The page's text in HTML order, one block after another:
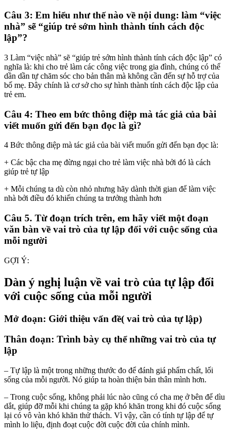
Câu 3: Em hiểu như thế nào về nội dung: làm “việc
nhà” sẽ “giúp trẻ sớm hình thành tính cách độc
lập”?
3 Làm “việc nhà” sẽ “giúp trẻ sớm hình thành tính cách độc lập” có
nghĩa là: khi cho trẻ làm các công việc trong gia đình, chúng có thể
dần dần tự chăm sóc cho bản thân mà không cần đến sự hỗ trợ của
bố mẹ. Đây chính là cơ sở cho sự hình thành tính cách độc lập của
trẻ em.
Câu 4: Theo em bức thông điệp mà tác giả của bài
viết muốn gửi đến bạn đọc là gì?
4 Bức thông điệp mà tác giả của bài viết muốn gửi đến bạn đọc là:
+ Các bậc cha mẹ đừng ngại cho trẻ làm việc nhà bởi đó là cách
giúp trẻ tự lập
+ Mỗi chúng ta dù còn nhỏ nhưng hãy dành thời gian để làm việc
nhà bởi điều đó khiến chúng ta trưởng thành hơn
Câu 5. Từ đoạn trích trên, em hãy viết một đoạn
văn bàn về vai trò của tự lập đối với cuộc sống của
mỗi người
GỢI Ý:
Dàn ý nghị luận về vai trò của tự lập đối
với cuộc sống của mỗi người
Mở đoạn: Giới thiệu vấn đề( vai trò của tự lập)
Thân đoạn: Trình bày cụ thể những vai trò của tự
lập
– Tự lập là một trong những thước đo để đánh giá phẩm chất, lối
sống của mỗi người. Nó giúp ta hoàn thiện bản thân mình hơn.
– Trong cuộc sống, không phải lúc nào cũng có cha mẹ ở bên để dìu
dắt, giúp đỡ mỗi khi chúng ta gặp khó khăn trong khi đó cuộc sống
lại có vô vàn khó khăn thử thách. Vì vậy, cần có tính tự lập để tự
mình lo liệu, định đoạt cuộc đời cuộc đời của chính mình.